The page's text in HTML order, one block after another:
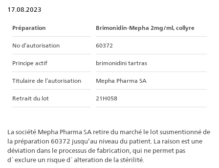
17.08.2023
Préparation Brimonidin-Mepha 2mg/ml, collyre
No d’autorisation 60372
Principe actif brimonidini tartras
Titulaire de l’autorisation Mepha Pharma SA
Retrait du lot 21H058
La société Mepha Pharma SA retire du marché le lot susmentionné de
la préparation 60372 jusqu’au niveau du patient. La raison est une
déviation dans le processus de fabrication, qui ne permet pas
d`exclure un risque d`alteration de la stérilité.